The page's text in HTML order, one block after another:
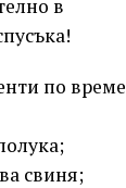
в
по време
свиня;